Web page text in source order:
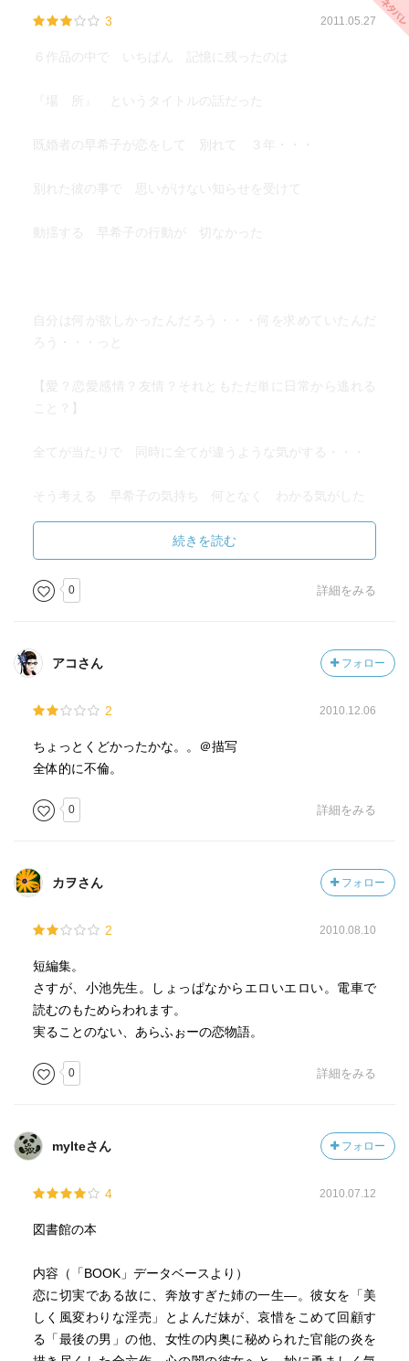
3 2011.05.27
６作品の中で いちばん 記憶に残ったのは
『場 所』 というタイトルの話だった
既婚者の早希子が恋をして 別れて ３年・・・
別れた彼の事で 思いがけない知らせを受けて
動揺する 早希子の行動が 切なかった
自分は何が欲しかったんだろう・・・何を求めていたんだ
ろう・・・っと
【愛？恋愛感情？友情？それともただ単に日常から逃れる
こと？】
全てが当たりで 同時に全てが違うような気がする・・・
そう考える 早希子の気持ち 何となく わかる気がした
この小説の作者 小池真理子さんが あとがきから・・・
気が付けば、男と女の叶わぬ夢を書いているにすぎないの
きっと私は、男女のそうしたかかわりを描くことによっ
て、人生の不条理
わからない部分をこそなんとかして表現したいと試みてい
るのだろう。』
これを読んで なるほど・・・わからないから 私も読ん
でるんだと納得できた
続きを読む
0 詳細をみる
アコさん フォロー
2 2010.12.06
ちょっとくどかったかな。。＠描写
全体的に不倫。
0 詳細をみる
カヲさん フォロー
2 2010.08.10
短編集。
さすが、小池先生。しょっぱなからエロいエロい。電車で
読むのもためらわれます。
実ることのない、あらふぉーの恋物語。
0 詳細をみる
mylteさん フォロー
4 2010.07.12
図書館の本
内容（「BOOK」データベースより）
恋に切実である故に、奔放すぎた姉の一生―。彼女を「美
しく風変わりな淫売」とよんだ妹が、哀惜をこめて回顧す
る「最後の男」の他、女性の内奥に秘められた官能の炎を